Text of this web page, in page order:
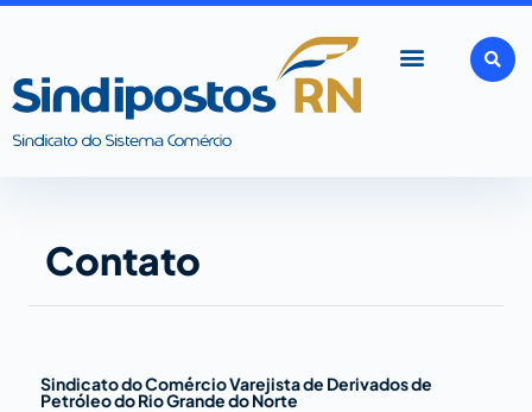
Ir
conteúdo
Contato
Sindicato do Comércio Varejista de Derivados de
Petróleo do Rio Grande do Norte